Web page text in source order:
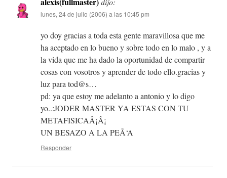
lunes, 24 de julio (2006) a las 10:45 pm
yo doy gracias a toda esta gente maravillosa que me
ha aceptado en lo bueno y sobre todo en lo malo , y a
la vida que me ha dado la oportunidad de compartir
cosas con vosotros y aprender de todo ello.gracias y
luz para tod@s…
pd: ya que estoy me adelanto a antonio y lo digo
yo..:JODER MASTER YA ESTAS CON TU
METAFISICAÂ¡Â¡
UN BESAZO A LA PEÃ‘A
Responder